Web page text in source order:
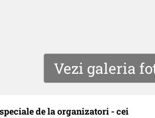
Vezi galeria
de la organizatori - cei